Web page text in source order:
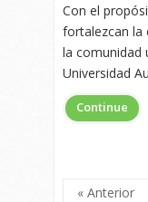
Con el
fortalezcan la
la comunidad
Universidad
Continue
« Anterior